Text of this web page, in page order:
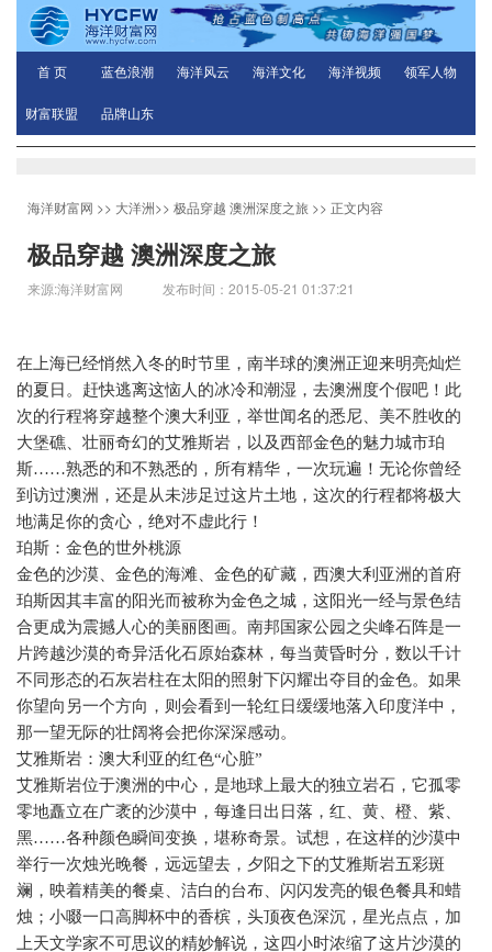
首 页 蓝色浪潮 海洋风云 海洋文化 海洋视频 领军人物
财富联盟 品牌山东
海洋财富网 >> 大洋洲>> 极品穿越 澳洲深度之旅 >> 正文内容
极品穿越 澳洲深度之旅
来源:海洋财富网 发布时间：2015-05-21 01:37:21
在上海已经悄然入冬的时节里，南半球的澳洲正迎来明亮灿烂
的夏日。赶快逃离这恼人的冰冷和潮湿，去澳洲度个假吧！此
次的行程将穿越整个澳大利亚，举世闻名的悉尼、美不胜收的
大堡礁、壮丽奇幻的艾雅斯岩，以及西部金色的魅力城市珀
斯……熟悉的和不熟悉的，所有精华，一次玩遍！无论你曾经
到访过澳洲，还是从未涉足过这片土地，这次的行程都将极大
地满足你的贪心，绝对不虚此行！
珀斯：金色的世外桃源
金色的沙漠、金色的海滩、金色的矿藏，西澳大利亚洲的首府
珀斯因其丰富的阳光而被称为金色之城，这阳光一经与景色结
合更成为震撼人心的美丽图画。南邦国家公园之尖峰石阵是一
片跨越沙漠的奇异活化石原始森林，每当黄昏时分，数以千计
不同形态的石灰岩柱在太阳的照射下闪耀出夺目的金色。如果
你望向另一个方向，则会看到一轮红日缓缓地落入印度洋中，
那一望无际的壮阔将会把你深深感动。
艾雅斯岩：澳大利亚的红色“心脏”
艾雅斯岩位于澳洲的中心，是地球上最大的独立岩石，它孤零
零地矗立在广袤的沙漠中，每逢日出日落，红、黄、橙、紫、
黑……各种颜色瞬间变换，堪称奇景。试想，在这样的沙漠中
举行一次烛光晚餐，远远望去，夕阳之下的艾雅斯岩五彩斑
斓，映着精美的餐桌、洁白的台布、闪闪发亮的银色餐具和蜡
烛；小啜一口高脚杯中的香槟，头顶夜色深沉，星光点点，加
上天文学家不可思议的精妙解说，这四小时浓缩了这片沙漠的